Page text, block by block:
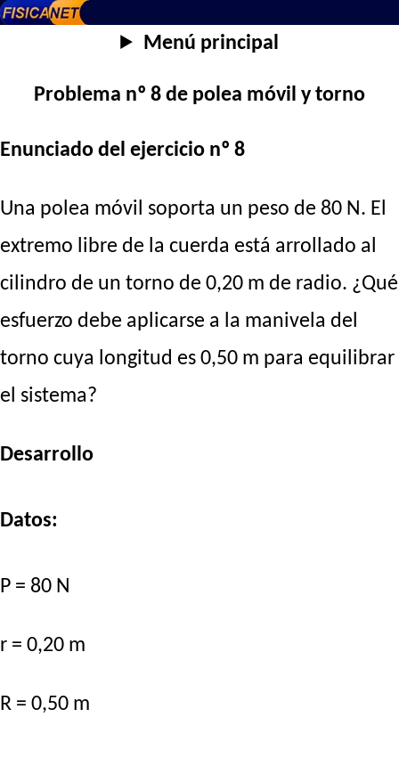
Menú principal
Problema nº 8 de polea móvil y torno
Enunciado del ejercicio nº 8
Una polea móvil soporta un peso de 80 N. El
extremo libre de la cuerda está arrollado al
cilindro de un torno de 0,20 m de radio. ¿Qué
esfuerzo debe aplicarse a la manivela del
torno cuya longitud es 0,50 m para equilibrar
el sistema?
Desarrollo
Datos:
P = 80 N
r = 0,20 m
R = 0,50 m